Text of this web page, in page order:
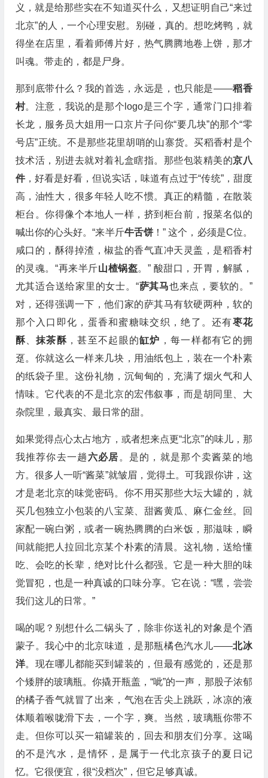
义，就是给那些实在不知道买什么，又想证明自己“来过
北京”的人，一个心理安慰。别碰，真的。想吃烤鸭，就
得坐在店里，看着师傅片好，热气腾腾地卷上饼，那才
叫魂。带走的，都是尸身。
那到底带什么？我的首选，永远是，也只能是——稻香
村。注意，我说的是那个logo是三个字，通常门口排着
长龙，服务员大姐用一口京片子问你“要几块”的那个“零
号店”正统。不是那些花里胡哨的山寨货。买稻香村是个
技术活，别进去就对着礼盒瞎指。那些包装精美的京八
件，好看是好看，但说实话，味道有点过于“传统”，甜度
高，油性大，很多年轻人吃不惯。真正的精髓，在散装
柜台。你得像个本地人一样，挤到柜台前，报菜名似的
喊出你的心头好。“来半斤牛舌饼！” 这个，必须是C位。
咸口的，酥得掉渣，椒盐的香气直冲天灵盖，是稻香村
的灵魂。“再来半斤山楂锅盔。” 酸甜口，开胃，解腻，
尤其适合送给家里的女士。“萨其马也来点，要软的。”
对，还得强调一下，他们家的萨其马有软硬两种，软的
那个入口即化，蛋香和蜜糖味交织，绝了。还有枣花
酥、抹茶酥 ，甚至不起眼的缸炉 ，每一样都有它的拥
趸。你就这么一样来几块，用油纸包上，装在一个朴素
的纸袋子里。这份礼物，沉甸甸的，充满了烟火气和人
情味。它代表的不是北京的宏伟叙事，而是胡同里、大
杂院里，最真实、最日常的甜。
如果觉得点心太占地方，或者想来点更“北京”的味儿，那
我推荐你去一趟六必居 。是的，就是那个卖酱菜的地
方。很多人一听“酱菜”就皱眉，觉得土。可我跟你讲，这
才是老北京的味觉密码。你不用买那些大坛大罐的，就
买几包独立小包装的八宝菜、甜酱黄瓜、麻仁金丝。回
家配一碗白粥，或者一碗热腾腾的白米饭，那滋味，瞬
间就能把人拉回北京某个朴素的清晨。这礼物，送给懂
吃、会吃的长辈，绝对比什么都强。它是一种大胆的味
觉冒犯，也是一种真诚的口味分享。它在说：“嘿，尝尝
我们这儿的日常。”
喝的呢？别想什么二锅头了，除非你送礼的对象是个酒
蒙子。我心中的北京味道，是那瓶橘色汽水儿——北冰
洋。现在哪儿都能买到罐装的，但最有感觉的，还是那
个矮胖的玻璃瓶。你撬开瓶盖，“呲”的一声，那股子浓郁
的橘子香气就冒了出来，气泡在舌尖上跳跃，冰凉的液
体顺着喉咙滑下去，一个字，爽。当然，玻璃瓶你带不
走。但你可以买一箱罐装的，回去和朋友们分享。这喝
的不是汽水，是情怀，是属于一代北京孩子的夏日记
忆。它很便宜，很“没档次”，但它足够真诚。